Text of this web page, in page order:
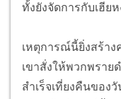
ทั้งยังจัดการกับเฮี
เหตุการณ์นี้ยิ่งสร้า
เขาสั่งให้พวกพราย
สำเร็จเที่ยงคืนของ